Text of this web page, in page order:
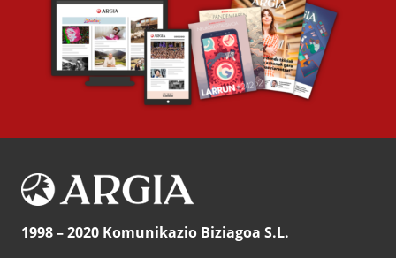
1998 – 2020 Komunikazio Biziagoa S.L.